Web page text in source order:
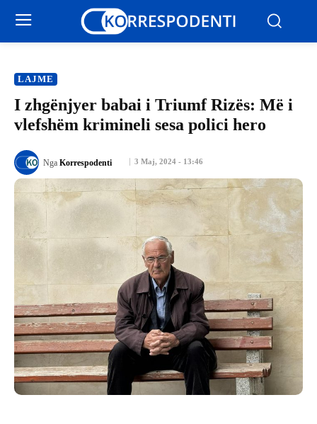
LAJME
I zhgënjyer babai i Triumf Rizës: Më i
vlefshëm krimineli sesa polici hero
3 Maj, 2024 - 13:46
Nga Korrespodenti